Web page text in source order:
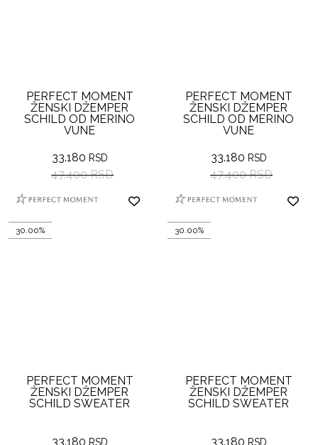
PERFECT MOMENT
ŽENSKI DŽEMPER
SCHILD OD MERINO
VUNE
33.180 RSD
47.400 RSD
PERFECT MOMENT
ŽENSKI DŽEMPER
SCHILD OD MERINO
VUNE
33.180 RSD
47.400 RSD
30.00%
PERFECT MOMENT
ŽENSKI DŽEMPER
SCHILD SWEATER
33.180 RSD
30.00%
PERFECT MOMENT
ŽENSKI DŽEMPER
SCHILD SWEATER
33.180 RSD